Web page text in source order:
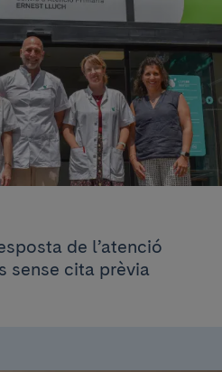
de l’atenció
sense cita prèvia